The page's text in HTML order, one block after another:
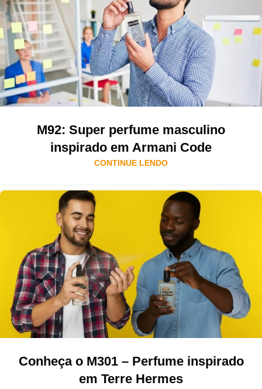
M92: Super perfume masculino
inspirado em Armani Code
CONTINUE LENDO
Conheça o M301 – Perfume inspirado
em Terre Hermes